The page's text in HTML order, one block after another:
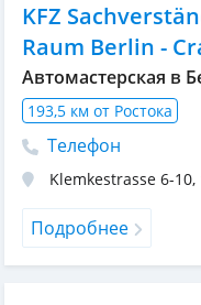
KFZ
Raum Berlin -
Автомастерская в
193,5 км от Ростока
Телефон
Klemkestrasse 6-10,
Подробнее